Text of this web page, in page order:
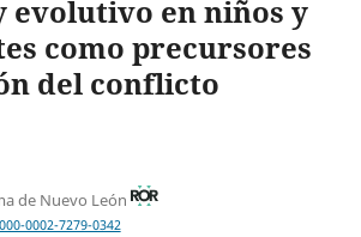
evolutivo en niños y
como precursores
del conflicto
de Nuevo León
0002-7279-0342